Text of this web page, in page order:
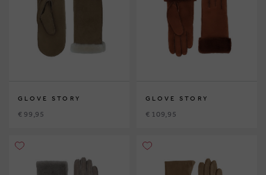
GLOVE STORY
€ 99,95
GLOVE STORY
€ 109,95